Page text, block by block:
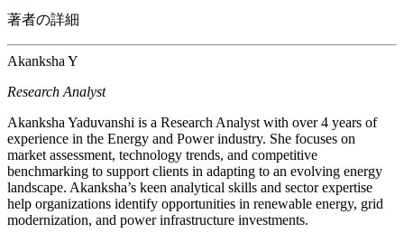
著者の詳細
Akanksha Y
Research Analyst
Akanksha Yaduvanshi is a Research Analyst with over 4 years of
experience in the Energy and Power industry. She focuses on
market assessment, technology trends, and competitive
benchmarking to support clients in adapting to an evolving energy
landscape. Akanksha’s keen analytical skills and sector expertise
help organizations identify opportunities in renewable energy, grid
modernization, and power infrastructure investments.